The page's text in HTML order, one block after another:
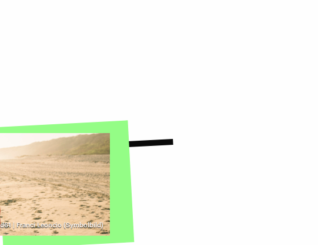
| Franci Leoncio (Symbolbild)